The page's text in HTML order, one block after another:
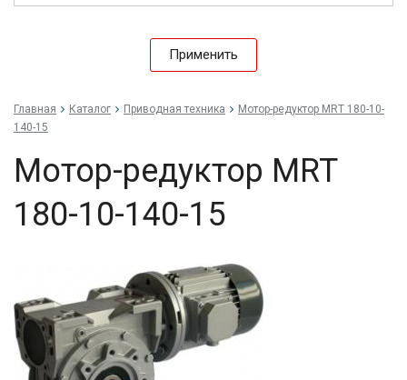
Применить
Главная Каталог Приводная техника
Мо­тор-ре­дук­тор MRT 180-10-
140-15
Мо­тор-ре­дук­тор MRT
180-10-140-15